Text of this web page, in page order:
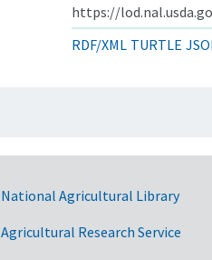
https://
RDF/XML TURTLE
National Agricultural Library
Agricultural Research Service